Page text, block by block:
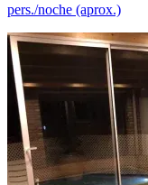
pers./noche (aprox.)